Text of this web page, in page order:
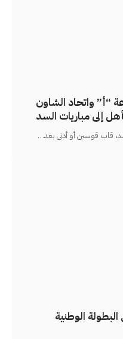
“أ” واتحاد الشاون
إلى مباريات السد
قاب قوسين أو أدنى بعد…
الوطنية